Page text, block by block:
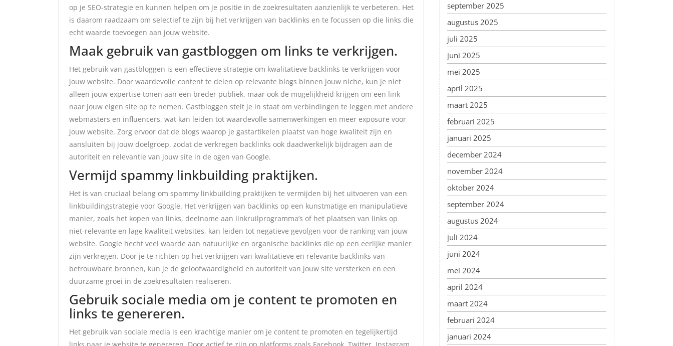
op je SEO-strategie en kunnen helpen om je positie in de zoekresultaten aanzienlijk te verbeteren. Het
is daarom raadzaam om selectief te zijn bij het verkrijgen van backlinks en te focussen op die links die
echt waarde toevoegen aan jouw website.
Maak gebruik van gastbloggen om links te verkrijgen.
Het gebruik van gastbloggen is een effectieve strategie om kwalitatieve backlinks te verkrijgen voor
jouw website. Door waardevolle content te delen op relevante blogs binnen jouw niche, kun je niet
alleen jouw expertise tonen aan een breder publiek, maar ook de mogelijkheid krijgen om een link
naar jouw eigen site op te nemen. Gastbloggen stelt je in staat om verbindingen te leggen met andere
webmasters en influencers, wat kan leiden tot waardevolle samenwerkingen en meer exposure voor
jouw website. Zorg ervoor dat de blogs waarop je gastartikelen plaatst van hoge kwaliteit zijn en
aansluiten bij jouw doelgroep, zodat de verkregen backlinks ook daadwerkelijk bijdragen aan de
autoriteit en relevantie van jouw site in de ogen van Google.
Vermijd spammy linkbuilding praktijken.
Het is van cruciaal belang om spammy linkbuilding praktijken te vermijden bij het uitvoeren van een
linkbuildingstrategie voor Google. Het verkrijgen van backlinks op een kunstmatige en manipulatieve
manier, zoals het kopen van links, deelname aan linkruilprogramma’s of het plaatsen van links op
niet-relevante en lage kwaliteit websites, kan leiden tot negatieve gevolgen voor de ranking van jouw
website. Google hecht veel waarde aan natuurlijke en organische backlinks die op een eerlijke manier
zijn verkregen. Door je te richten op het verkrijgen van kwalitatieve en relevante backlinks van
betrouwbare bronnen, kun je de geloofwaardigheid en autoriteit van jouw site versterken en een
duurzame groei in de zoekresultaten realiseren.
Gebruik sociale media om je content te promoten en
links te genereren.
Het gebruik van sociale media is een krachtige manier om je content te promoten en tegelijkertijd
links naar je website te genereren. Door actief te zijn op platforms zoals Facebook, Twitter, Instagram
september 2025
augustus 2025
juli 2025
juni 2025
mei 2025
april 2025
maart 2025
februari 2025
januari 2025
december 2024
november 2024
oktober 2024
september 2024
augustus 2024
juli 2024
juni 2024
mei 2024
april 2024
maart 2024
februari 2024
januari 2024